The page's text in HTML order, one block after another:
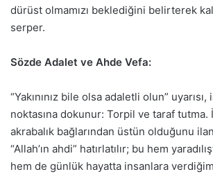
dürüst olmamızı beklediğini belirterek
serper.
Sözde Adalet ve Ahde Vefa:
“Yakınınız bile olsa adaletli olun” uyarısı,
noktasına dokunur: Torpil ve taraf tutma.
akrabalık bağlarından üstün olduğunu
“Allah’ın ahdi” hatırlatılır; bu hem
hem de günlük hayatta insanlara